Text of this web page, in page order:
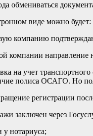
обмениваться
виде можно будет:
компанию
компании направление
на учет
полиса ОСАГО. Но
регистрации
заключен через
у нотариуса;